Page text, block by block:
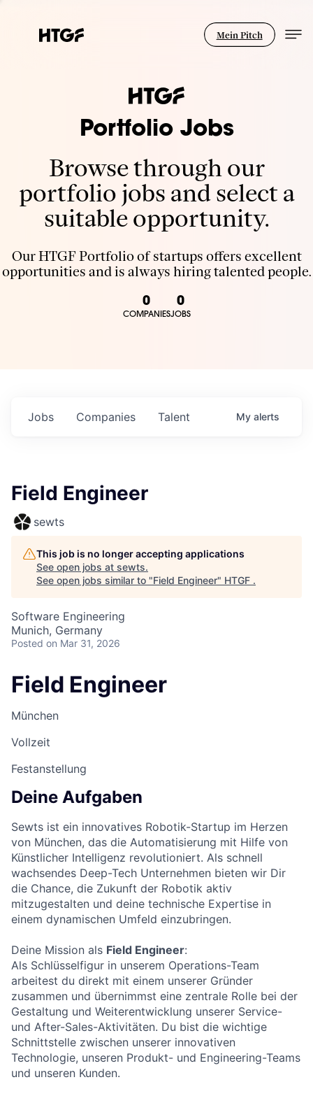
Mein Pitch
Portfolio Jobs
Browse through our
portfolio jobs and select a
suitable opportunity.
Our HTGF Portfolio of startups offers excellent
opportunities and is always hiring talented people.
0
COMPANIES
0
JOBS
Jobs Companies Talent My alerts
Field Engineer
sewts
This job is no longer accepting applications
See open jobs at sewts.
See open jobs similar to "Field Engineer" HTGF .
Software Engineering
Munich, Germany
Posted on Mar 31, 2026
Field Engineer
München
Vollzeit
Festanstellung
Deine Aufgaben
Sewts ist ein innovatives Robotik-Startup im Herzen
von München, das die Automatisierung mit Hilfe von
Künstlicher Intelligenz revolutioniert. Als schnell
wachsendes Deep-Tech Unternehmen bieten wir Dir
die Chance, die Zukunft der Robotik aktiv
mitzugestalten und deine technische Expertise in
einem dynamischen Umfeld einzubringen.
Deine Mission als Field Engineer:
Als Schlüsselfigur in unserem Operations-Team
arbeitest du direkt mit einem unserer Gründer
zusammen und übernimmst eine zentrale Rolle bei der
Gestaltung und Weiterentwicklung unserer Service-
und After-Sales-Aktivitäten. Du bist die wichtige
Schnittstelle zwischen unserer innovativen
Technologie, unseren Produkt- und Engineering-Teams
und unseren Kunden.